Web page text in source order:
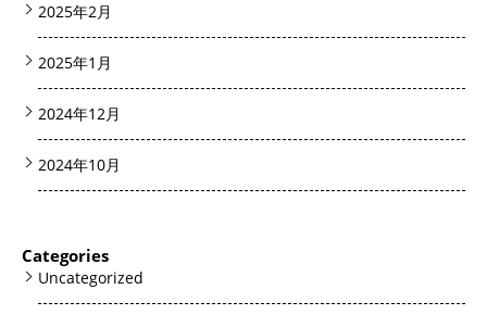
2025年2月
2025年1月
2024年12月
2024年10月
Categories
Uncategorized